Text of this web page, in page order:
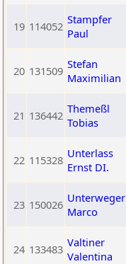
19 114052 Stampfer
Paul
20 131509 Stefan
Maximilian
21 136442 Themeßl
Tobias
22 115328 Unterlass
Ernst DI.
23 150026 Unterweger
Marco
24 133483 Valtiner
Valentina